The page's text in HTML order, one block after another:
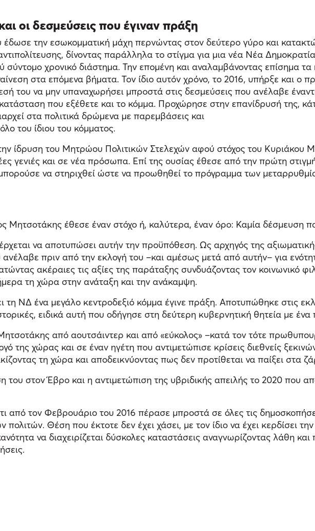
οι δεσμεύσεις που έγιναν πράξη
έδωσε την εσωκομματική μάχη περνώντας στον δεύτερο γύρο και
δίνοντας παράλληλα το στίγμα για μια νέα Νέα
σύντομο χρονικό διάστημα. Την επομένη και αναλαμβάνοντας επίσημα
στα επόμενα βήματα. Τον ίδιο αυτόν χρόνο, το 2016, υπήρξε και
του να μην υπαναχωρήσει μπροστά στις δεσμεύσεις που ανέλαβε
που εξέθετε και το κόμμα. Προχώρησε στην επανίδρυσή της,
στα πολιτικά δρώμενα με παρεμβάσεις και
του ίδιου του κόμματος.
ίδρυση του Μητρώου Πολιτικών Στελεχών αφού στόχος του Κυριάκου
γενιές και σε νέα πρόσωπα. Επί της ουσίας έθεσε από την πρώτη
να στηριχθεί ώστε να προωθηθεί το πρόγραμμα των
Μητσοτάκης έθεσε έναν στόχο ή, καλύτερα, έναν όρο: Καμία δέσμευση
να αποτυπώσει αυτήν την προϋπόθεση. Ως αρχηγός της
ανέλαβε πριν από την εκλογή του –και αμέσως μετά από αυτήν– για
ακέραιες τις αξίες της παράταξης συνδυάζοντας τον κοινωνικό
τη χώρα στην ανάταξη και την ανάκαμψη.
τη ΝΔ ένα μεγάλο κεντροδεξιό κόμμα έγινε πράξη. Αποτυπώθηκε στις
ειδικά αυτή που οδήγησε στη δεύτερη κυβερνητική θητεία με
από αουτσάιντερ και από «εύκολος» –κατά τον τότε
της χώρας και σε έναν ηγέτη που αντιμετώπισε κρίσεις διεθνείς
τη χώρα και αποδεικνύοντας πως δεν προτίθεται να παίξει στα
του στον Έβρο και η αντιμετώπιση της υβριδικής απειλής το 2020 που
ότι από τον Φεβρουάριο του 2016 πέρασε μπροστά σε όλες τις
πολιτών. Θέση που έκτοτε δεν έχει χάσει, με τον ίδιο να έχει
να διαχειρίζεται δύσκολες καταστάσεις αναγνωρίζοντας λάθη